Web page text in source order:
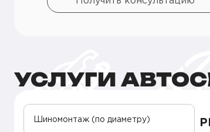
УСЛУГИ
Шиномонтаж (по диаметру)